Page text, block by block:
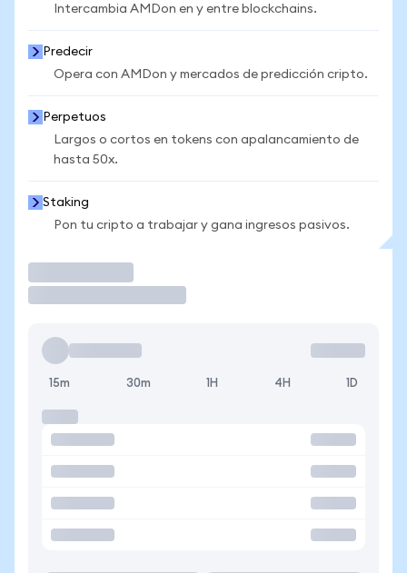
Intercambia AMDon en y entre blockchains.
Predecir
Opera con AMDon y mercados de predicción cripto.
Perpetuos
Largos o cortos en tokens con apalancamiento de
hasta 50x.
Staking
Pon tu cripto a trabajar y gana ingresos pasivos.
15m 30m 1H 4H 1D